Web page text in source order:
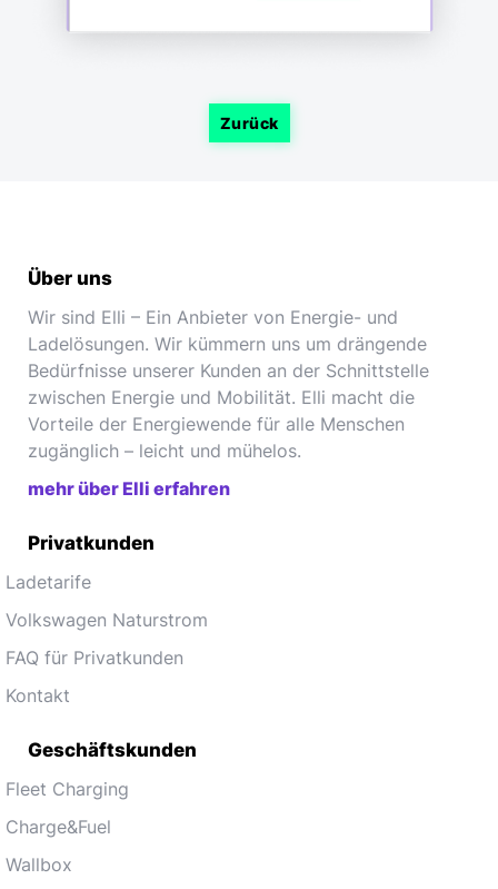
Zurück
Über uns
Wir sind Elli – Ein Anbieter von Energie- und
Ladelösungen. Wir kümmern uns um drängende
Bedürfnisse unserer Kunden an der Schnittstelle
zwischen Energie und Mobilität. Elli macht die
Vorteile der Energiewende für alle Menschen
zugänglich – leicht und mühelos.
mehr über Elli erfahren
Privatkunden
Ladetarife
Volkswagen Naturstrom
FAQ für Privatkunden
Kontakt
Geschäftskunden
Fleet Charging
Charge&Fuel
Wallbox